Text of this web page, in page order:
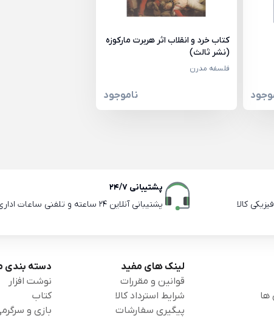
کتاب خرد و انقلاب اثر هربرت مارکوزه
(نشر ثالث)
فلسفه مدرن
ناموجود
کالا
پشتیبانی 24/7
پشتیبانی آنلاین 24 ساعته و تلفنی ساعات اداری
ها
لینک های مفید
قوانین و مقررات
شرایط استرداد کالا
پیگیری سفارشات
دسته بندی
نوشت افزار
کتاب
بازی و